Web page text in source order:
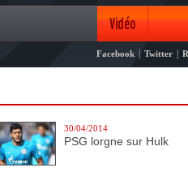
Vidéo
Photo
Facebook Twitter
30/04/2014
PSG lorgne sur Hulk